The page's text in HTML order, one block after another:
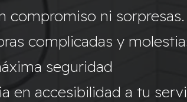
compromiso ni sorpresas.
complicadas y
seguridad
en accesibilidad a tu